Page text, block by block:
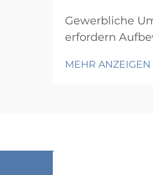
Gewerbliche
erfordern
Langlebigkeit,
MEHR ANZEIGEN